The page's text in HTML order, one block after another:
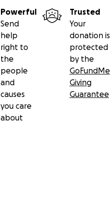
Powerful
Send
help
right to
the
people
and
causes
you care
about
Trusted
Your
donation is
protected
by the
GoFundMe
Giving
Guarantee